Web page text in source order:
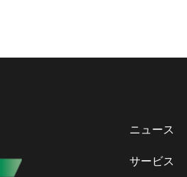
ニュース
サービス